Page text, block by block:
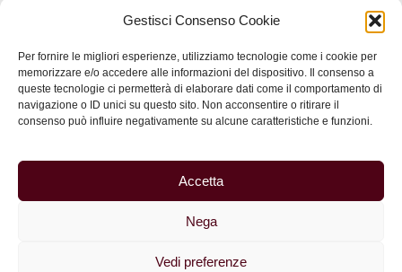
Gestisci Consenso Cookie
Per fornire le migliori esperienze, utilizziamo tecnologie come i cookie per
memorizzare e/o accedere alle informazioni del dispositivo. Il consenso a
queste tecnologie ci permetterà di elaborare dati come il comportamento di
navigazione o ID unici su questo sito. Non acconsentire o ritirare il
consenso può influire negativamente su alcune caratteristiche e funzioni.
Accetta
Nega
Vedi preferenze
SERVIZI
INFORMAZIONI
© 2025 Assessorato al Turismo della Città di Feltre
Informativa cookie